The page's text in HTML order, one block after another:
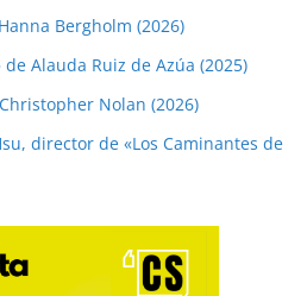
Bergholm (2026)
Alauda Ruiz de Azúa (2025)
Nolan (2026)
director de «Los Caminantes de